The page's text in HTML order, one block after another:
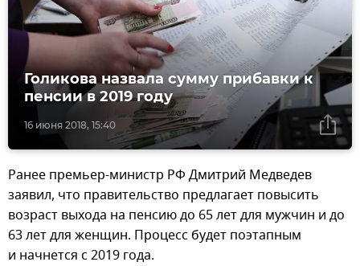
16 июня 2018, 15:40
Голикова назвала сумму прибавки к
пенсии в 2019 году
Ранее премьер-министр РФ Дмитрий Медведев
заявил, что правительство предлагает повысить
возраст выхода на пенсию до 65 лет для мужчин и до
63 лет для женщин. Процесс будет поэтапным
и начнется с 2019 года.